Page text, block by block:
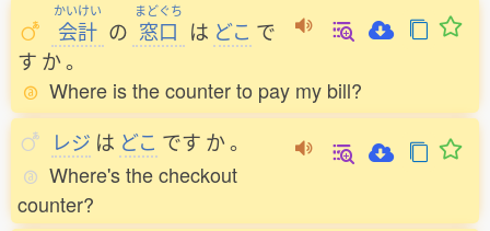
かいけい
会計 の
まどぐち
窓口 は どこ で
す か。
Where is the counter to pay my bill?
レジ は どこ です か。
Where's the checkout
counter?